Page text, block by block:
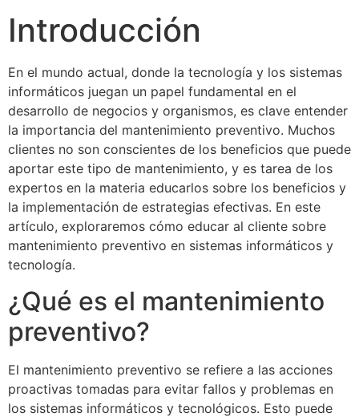
Introducción
En el mundo actual, donde la tecnología y los sistemas
informáticos juegan un papel fundamental en el
desarrollo de negocios y organismos, es clave entender
la importancia del mantenimiento preventivo. Muchos
clientes no son conscientes de los beneficios que puede
aportar este tipo de mantenimiento, y es tarea de los
expertos en la materia educarlos sobre los beneficios y
la implementación de estrategias efectivas. En este
artículo, exploraremos cómo educar al cliente sobre
mantenimiento preventivo en sistemas informáticos y
tecnología.
¿Qué es el mantenimiento
preventivo?
El mantenimiento preventivo se refiere a las acciones
proactivas tomadas para evitar fallos y problemas en
los sistemas informáticos y tecnológicos. Esto puede